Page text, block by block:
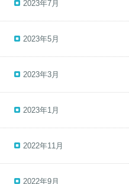
2023年7月
2023年5月
2023年3月
2023年1月
2022年11月
2022年9月